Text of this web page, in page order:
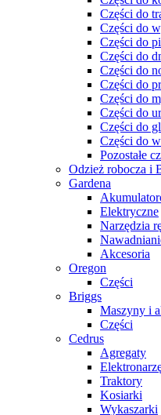
Części do
Części do
Części do
Części do
Części do
Części do
Części do
Części do
Części do
Części do
Pozostałe
Odzież robocza i
Gardena
Elektryczne
Narzędzia
Akcesoria
Oregon
Części
Briggs
Maszyny i
Części
Cedrus
Agregaty
Traktory
Kosiarki
Wykaszarki